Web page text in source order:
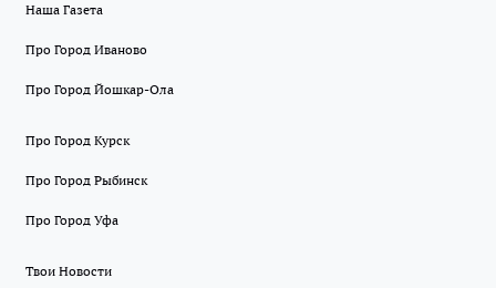
Наша Газета
Про Город Иваново
Про Город Йошкар-Ола
Про Город Курск
Про Город Рыбинск
Про Город Уфа
Твои Новости